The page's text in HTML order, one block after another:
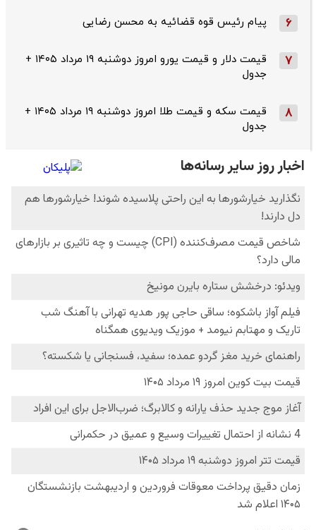
6 پیام رئیس قوه قضائیه به محسن رضایی
7
قیمت دلار و قیمت یورو امروز دوشنبه ۱۹ مرداد ۱۴۰۵ +
جدول
8
قیمت سکه و قیمت طلا امروز دوشنبه ۱۹ مرداد ۱۴۰۵ +
جدول